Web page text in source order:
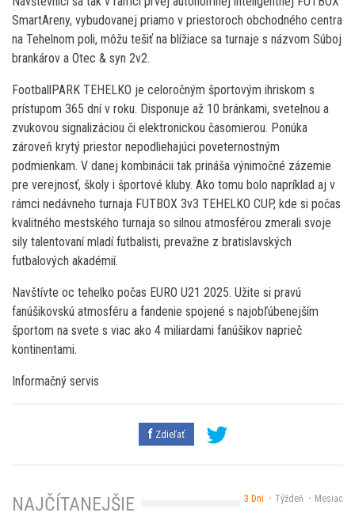
SmartAreny, vybudovanej priamo v priestoroch obchodného centra
na Tehelnom poli, môžu tešiť na blížiace sa turnaje s názvom Súboj
brankárov a Otec & syn 2v2.
FootballPARK TEHELKO je celoročným športovým ihriskom s
prístupom 365 dní v roku. Disponuje až 10 bránkami, svetelnou a
zvukovou signalizáciou či elektronickou časomierou. Ponúka
zároveň krytý priestor nepodliehajúci poveternostným
podmienkam. V danej kombinácii tak prináša výnimočné zázemie
pre verejnosť, školy i športové kluby. Ako tomu bolo napríklad aj v
rámci nedávneho turnaja FUTBOX 3v3 TEHELKO CUP, kde si počas
kvalitného mestského turnaja so silnou atmosférou zmerali svoje
sily talentovaní mladí futbalisti, prevažne z bratislavských
futbalových akadémií.
Navštívte oc tehelko počas EURO U21 2025. Užite si pravú
fanúšikovskú atmosféru a fandenie spojené s najobľúbenejším
športom na svete s viac ako 4 miliardami fanúšikov naprieč
kontinentami.
Informačný servis
Zdieľať
3 Dni Týždeň Mesiac
NAJČÍTANEJŠIE